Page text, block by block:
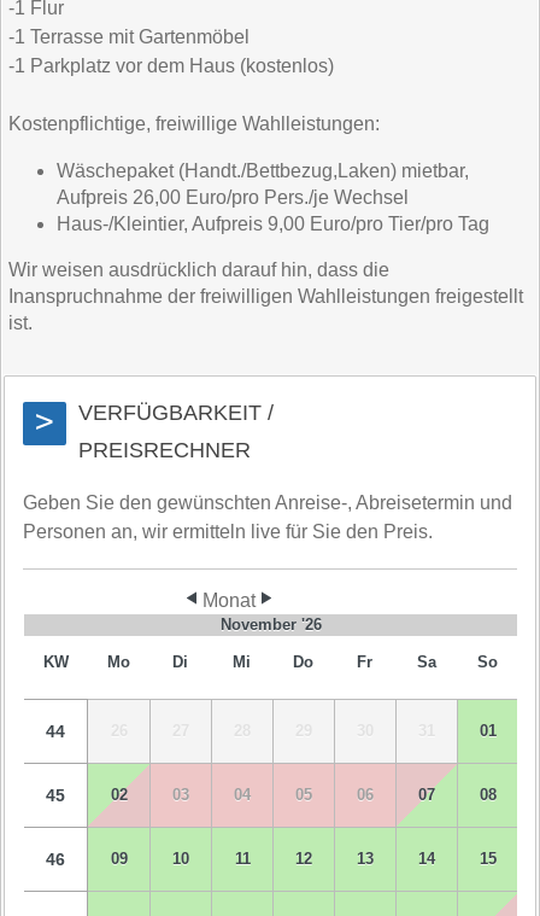
-1 Flur
-1 Terrasse mit Gartenmöbel
-1 Parkplatz vor dem Haus (kostenlos)
Kostenpflichtige, freiwillige Wahlleistungen:
Wäschepaket (Handt./Bettbezug,Laken) mietbar,
Aufpreis 26,00 Euro/pro Pers./je Wechsel
Haus-/Kleintier, Aufpreis 9,00 Euro/pro Tier/pro Tag
Wir weisen ausdrücklich darauf hin, dass die
Inanspruchnahme der freiwilligen Wahlleistungen freigestellt
ist.
>
VERFÜGBARKEIT /
PREISRECHNER
Geben Sie den gewünschten Anreise-, Abreisetermin und
Personen an, wir ermitteln live für Sie den Preis.
Monat
November '26
KW Mo Di Mi Do Fr Sa So
44 26 27 28 29 30 31 01
45 02 03 04 05 06 07 08
46 09 10 11 12 13 14 15